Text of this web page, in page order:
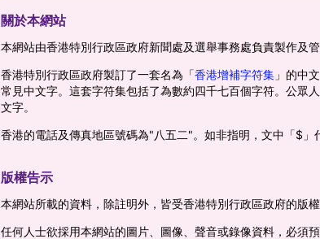
關於本網站
本網站由香港特別行政區政府新聞處及選舉事務處負責製作及管
香港特別行政區政府製訂了一套名為「香港增補字符集」的中
常見中文字。這套字符集包括了為數約四千七百個字符。公眾
文字。
香港的電話及傳真地區號碼為"八五二"。如非指明，文中「$」
版權告示
本網站所載的資料，除註明外，皆受香港特別行政區政府的版權
任何人士欲採用本網站的圖片、圖像、聲音或錄像資料，必須